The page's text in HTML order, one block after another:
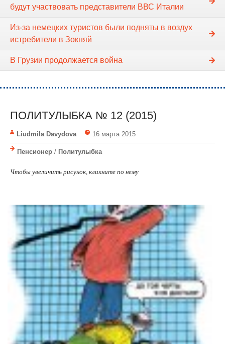
будут участвовать представители ВВС Италии
Из-за немецких туристов были подняты в воздух
истребители в Зокняй
В Грузии продолжается война
ПОЛИТУЛЫБКА № 12 (2015)
Liudmila Davydova 16 марта 2015
Пенсионер / Политулыбка
Чтобы увеличить рисунок, кликните по нему